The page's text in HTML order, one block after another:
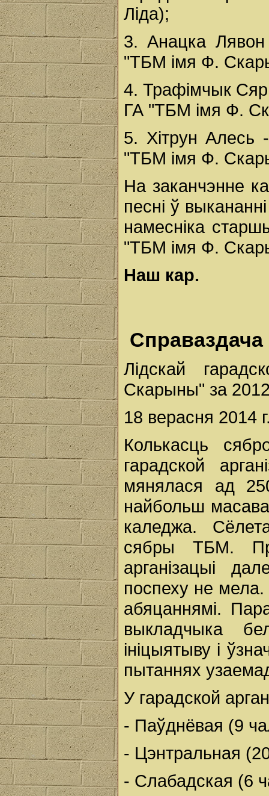
Ліда);
3. Анацка Лявон
"ТБМ імя Ф.
4. Трафімчык
ГА "ТБМ імя Ф.
5. Хітрун Алесь
"ТБМ імя Ф.
На заканчэнне
песні ў
намесніка
"ТБМ імя Ф.
Наш кар.
Справаздача
Лідскай
Скарыны" за
18 верасня 2014
Колькасць
гарадской
мянялася ад
найбольш
каледжа.
сябры ТБМ.
арганізацыі
поспеху не мела.
абяцаннямі.
выкладчыка
ініцыятыву і
пытаннях
У гарадской
- Паўднёвая (9
- Цэнтральная
- Слабадская (6